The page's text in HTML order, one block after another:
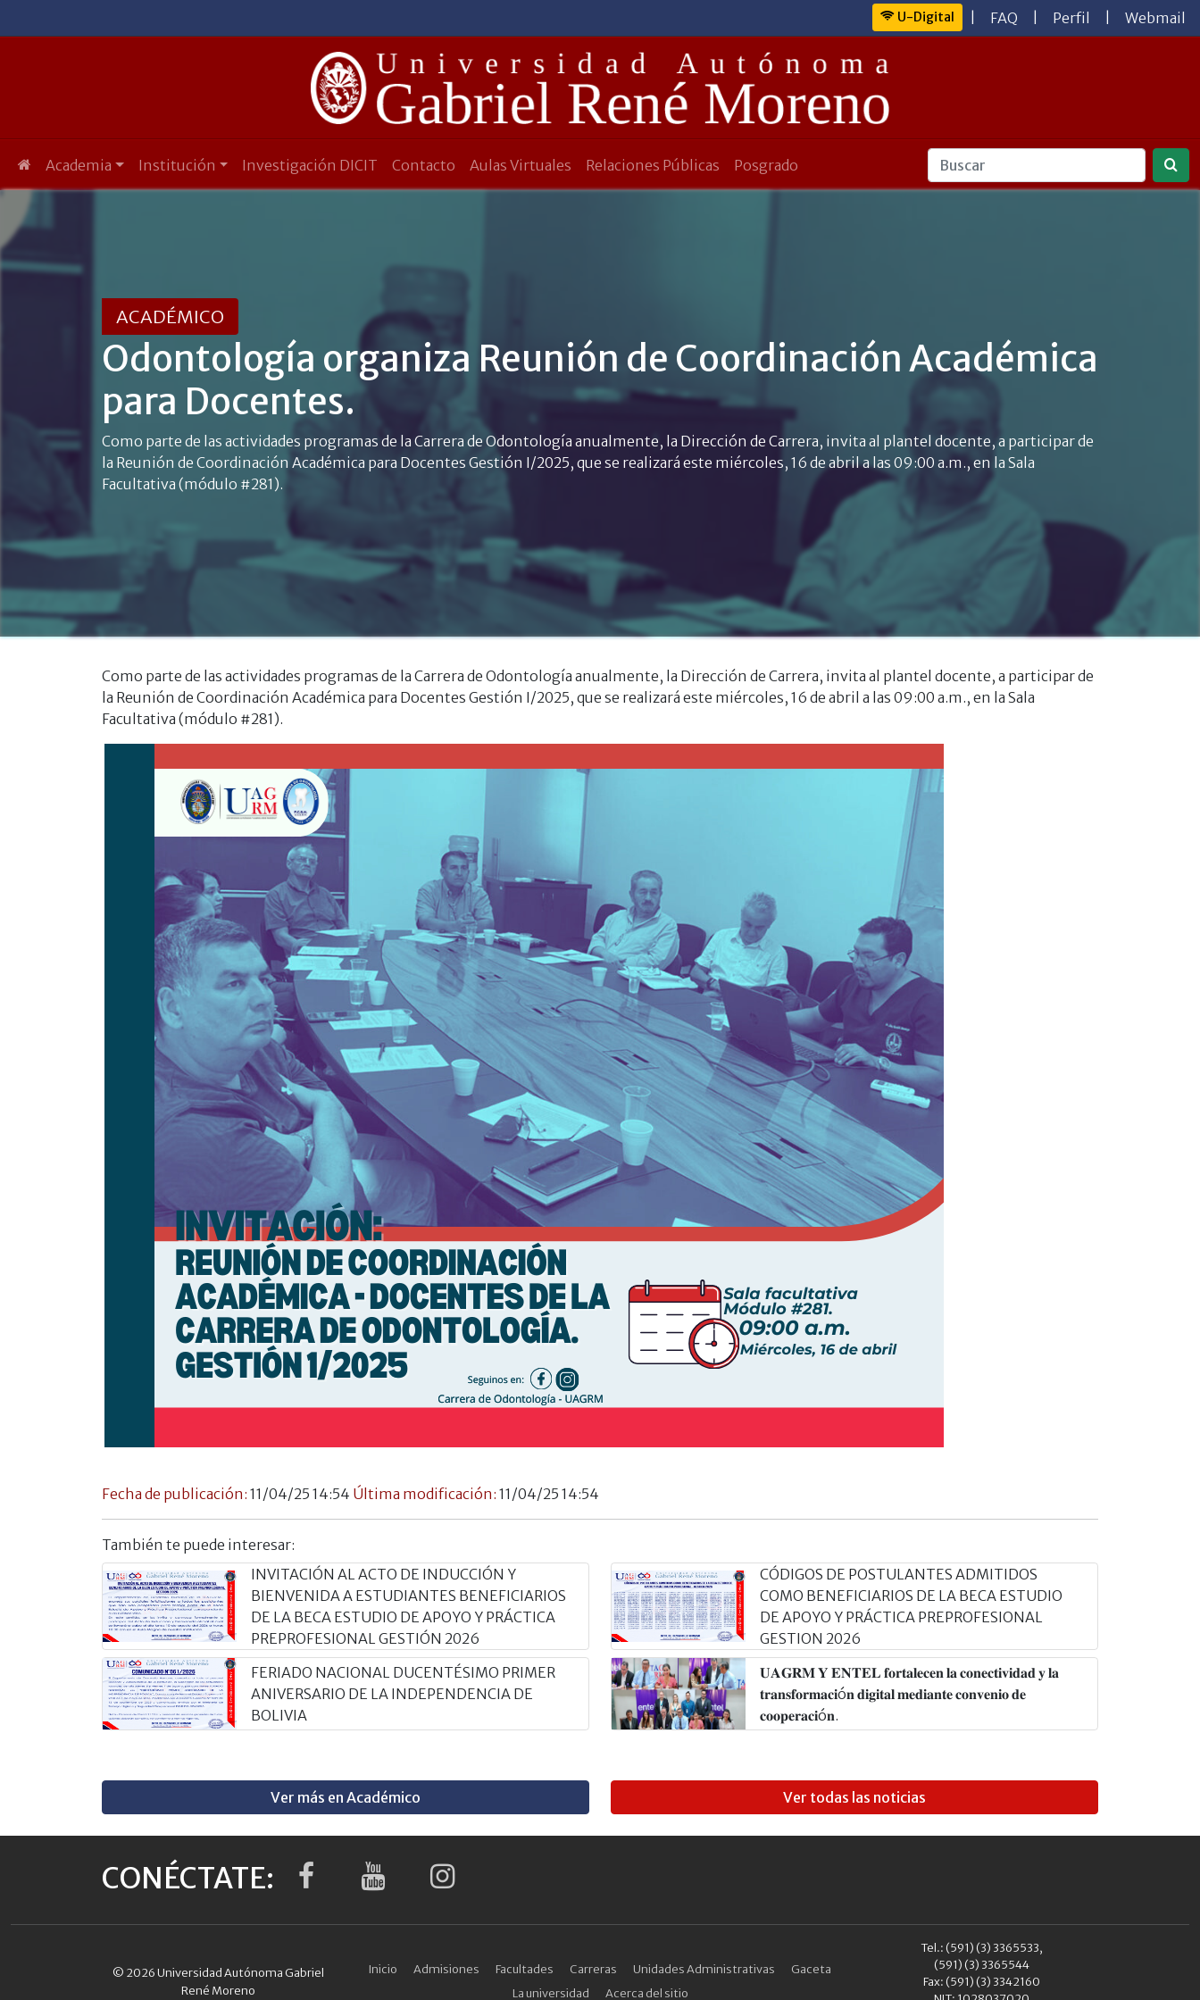
U-Digital FAQ Perfil Webmail
Academia Institución Investigación DICIT Contacto Aulas Virtuales Relaciones Públicas Posgrado
ACADÉMICO
Odontología organiza Reunión de Coordinación Académica
para Docentes.
Como parte de las actividades programas de la Carrera de Odontología anualmente, la Dirección de Carrera, invita al plantel docente, a participar de
la Reunión de Coordinación Académica para Docentes Gestión I/2025, que se realizará este miércoles, 16 de abril a las 09:00 a.m., en la Sala
Facultativa (módulo #281).
Como parte de las actividades programas de la Carrera de Odontología anualmente, la Dirección de Carrera, invita al plantel docente, a participar de
la Reunión de Coordinación Académica para Docentes Gestión I/2025, que se realizará este miércoles, 16 de abril a las 09:00 a.m., en la Sala
Facultativa (módulo #281).
Fecha de publicación: 11/04/25 14:54 Última modificación: 11/04/25 14:54
También te puede interesar:
INVITACIÓN AL ACTO DE INDUCCIÓN Y
BIENVENIDA A ESTUDIANTES BENEFICIARIOS
DE LA BECA ESTUDIO DE APOYO Y PRÁCTICA
PREPROFESIONAL GESTIÓN 2026
CÓDIGOS DE POSTULANTES ADMITIDOS
COMO BENEFICIARIOS DE LA BECA ESTUDIO
DE APOYO Y PRÁCTICA PREPROFESIONAL
GESTION 2026
FERIADO NACIONAL DUCENTÉSIMO PRIMER
ANIVERSARIO DE LA INDEPENDENCIA DE
BOLIVIA
𝐔𝐀𝐆𝐑𝐌 𝐘 𝐄𝐍𝐓𝐄𝐋 𝐟𝐨𝐫𝐭𝐚𝐥𝐞𝐜𝐞𝐧 𝐥𝐚 𝐜𝐨𝐧𝐞𝐜𝐭𝐢𝐯𝐢𝐝𝐚𝐝 𝐲 𝐥𝐚
𝐭𝐫𝐚𝐧𝐬𝐟𝐨𝐫𝐦𝐚𝐜𝐢ó𝐧 𝐝𝐢𝐠𝐢𝐭𝐚𝐥 𝐦𝐞𝐝𝐢𝐚𝐧𝐭𝐞 𝐜𝐨𝐧𝐯𝐞𝐧𝐢𝐨 𝐝𝐞
𝐜𝐨𝐨𝐩𝐞𝐫𝐚𝐜𝐢ó𝐧.
Ver más en Académico Ver todas las noticias
CONÉCTATE:
© 2026 Universidad Autónoma Gabriel
René Moreno
Inicio Admisiones Facultades Carreras Unidades Administrativas
Gaceta
La universidad
Acerca del sitio
Tel.: (591) (3) 3365533,
(591) (3) 3365544
Fax: (591) (3) 3342160